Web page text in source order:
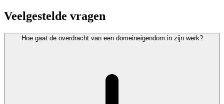
Veelgestelde vragen
Hoe gaat de overdracht van een domeineigendom in zijn werk?